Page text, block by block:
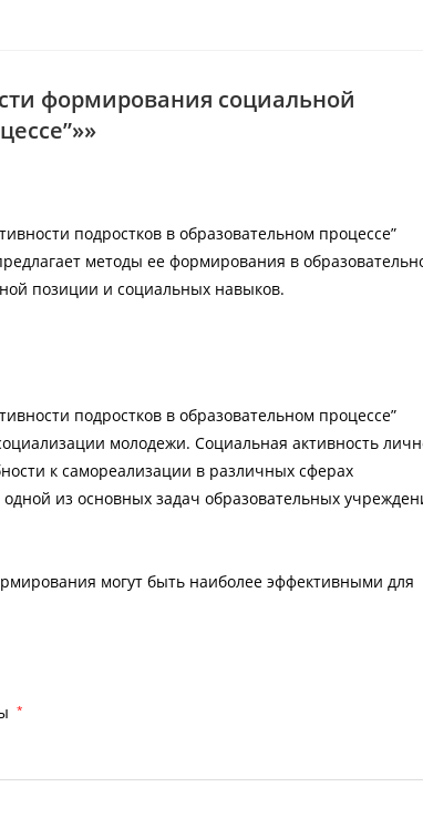
формирования социальной
подростков в образовательном процессе”
методы ее формирования в
позиции и социальных навыков.
подростков в образовательном процессе”
молодежи. Социальная активность
к самореализации в различных сферах
из основных задач образовательных
могут быть наиболее эффективными для
*